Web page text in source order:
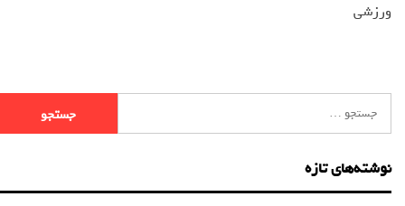
ورزشی
نوشته‌های تازه